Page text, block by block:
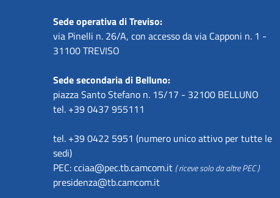
Sede operativa di Treviso:
via Pinelli n. 26/A, con accesso da via Capponi n. 1 -
31100 TREVISO
Sede secondaria di Belluno:
piazza Santo Stefano n. 15/17 - 32100 BELLUNO
tel. +39 0437 955111
tel. +39 0422 5951 (numero unico attivo per tutte le
sedi)
PEC:cciaa@pec.tb.camcom.it ( riceve solo da altre PEC )
presidenza@tb.camcom.it